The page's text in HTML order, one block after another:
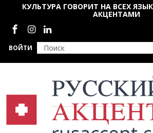
Перейти к основному содержанию
ВОЙТИ
КУЛЬТУРА ГОВОРИТ НА ВСЕХ
АКЦЕНТАМИ
Социальные сети